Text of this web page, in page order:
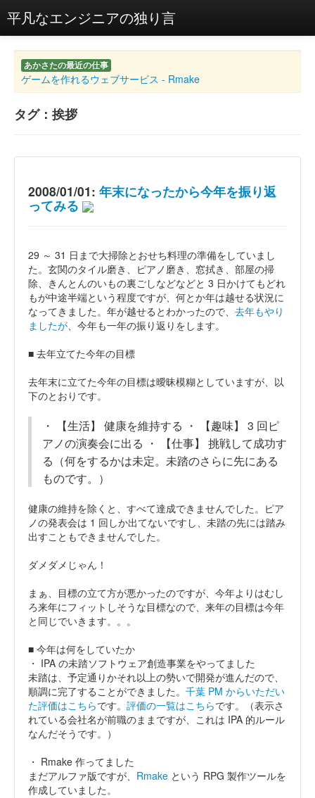
平凡なエンジニアの独り言
あかさたの最近の仕事
ゲームを作れるウェブサービス - Rmake
タグ：挨拶
2008/01/01: 年末になったから今年を振り返
ってみる
29 ～ 31 日まで大掃除とおせち料理の準備をしていまし
た。玄関のタイル磨き、ピアノ磨き、窓拭き、部屋の掃
除、きんとんのいもの裏ごしなどなどと 3 日かけてもどれ
もが中途半端という程度ですが、何とか年は越せる状況に
なってきました。年が越せるとわかったので、 去年もやり
ましたが、今年も一年の振り返りをします。
■ 去年立てた今年の目標
去年末に立てた今年の目標は曖昧模糊としていますが、以
下のとおりです。
・ 【生活】 健康を維持する ・ 【趣味】 3 回ピ
アノの演奏会に出る ・ 【仕事】 挑戦して成功す
る（何をするかは未定。未踏のさらに先にある
ものです。）
健康の維持を除くと、すべて達成できませんでした。ピア
ノの発表会は 1 回しか出てないですし、未踏の先には踏み
出すこともできませんでした。
ダメダメじゃん！
まぁ、目標の立て方が悪かったのですが、今年よりはむし
ろ来年にフィットしそうな目標なので、来年の目標は今年
と同じでいきます。。。
■ 今年は何をしていたか
・ IPA の未踏ソフトウェア創造事業をやってました
未踏は、予定通りかそれ以上の勢いで開発が進んだので、
順調に完了することができました。 千葉 PM からいただい
た評価はこちらです。 評価の一覧はこちらです。（表示さ
れている会社名が前職のままですが、これは IPA 的ルール
なんだそうです。）
・ Rmake 作ってました
まだアルファ版ですが、 Rmake という RPG 製作ツールを
作成していました。